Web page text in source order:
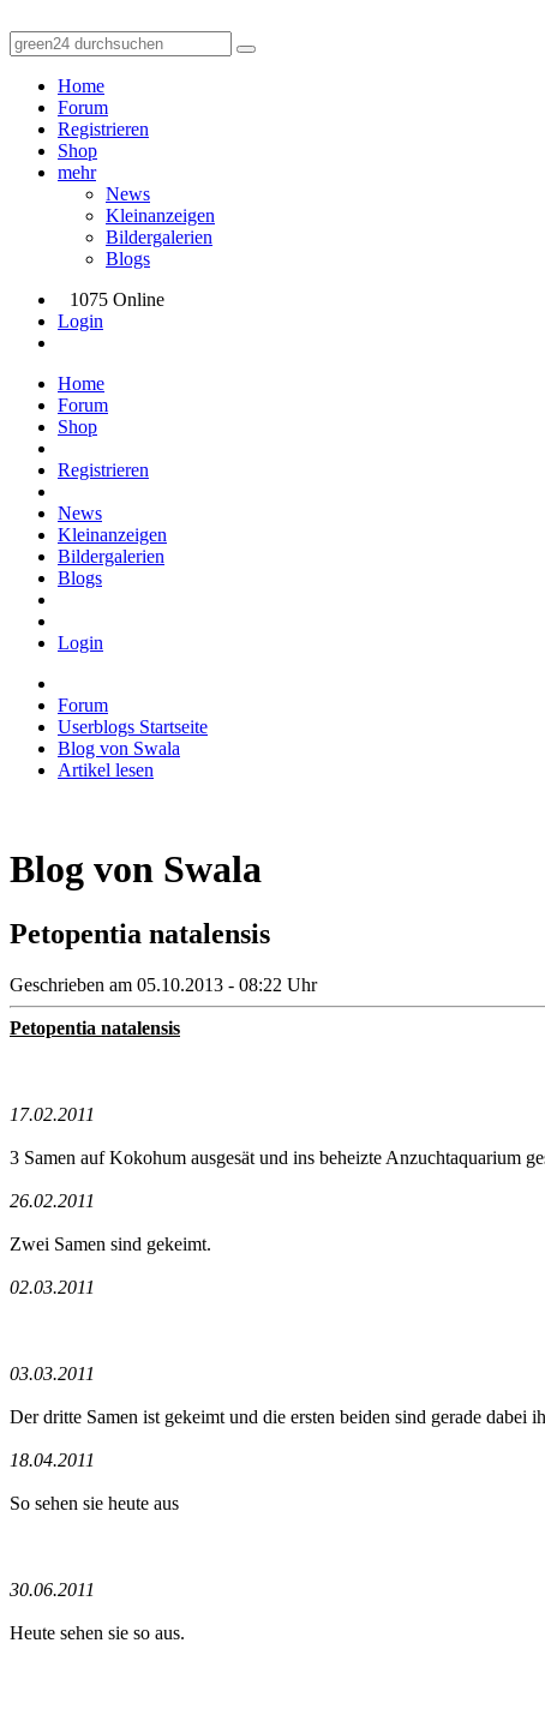
Home
Forum
Registrieren
Shop
mehr
News
Kleinanzeigen
Bildergalerien
Blogs
1075 Online
Login
Home
Forum
Shop
Registrieren
News
Kleinanzeigen
Bildergalerien
Blogs
Login
Forum
Userblogs Startseite
Blog von Swala
Artikel lesen
Blog von Swala
Petopentia natalensis
Geschrieben am 05.10.2013 - 08:22 Uhr
Petopentia natalensis
17.02.2011
3 Samen auf Kokohum ausgesät und ins beheizte Anzuchtaquarium
26.02.2011
Zwei Samen sind gekeimt.
02.03.2011
03.03.2011
Der dritte Samen ist gekeimt und die ersten beiden sind gerade dabei
18.04.2011
So sehen sie heute aus
30.06.2011
Heute sehen sie so aus.